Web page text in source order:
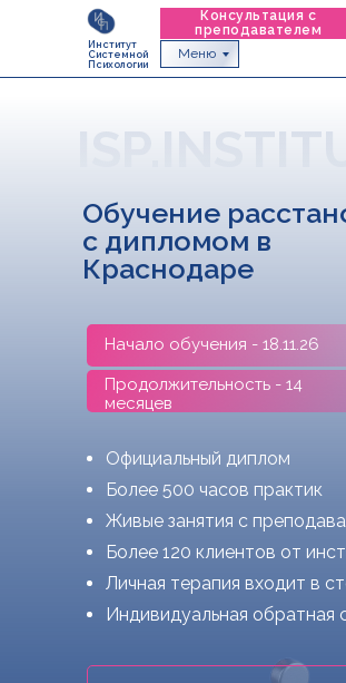
Институт
Системной
Психологии
Консультация с
преподавателем
Меню
Официальный диплом
Более 500 часов практик
Живые занятия с
Более 120 клиентов от
Личная терапия входит в
Индивидуальная обратная
Продолжительность - 14
месяцев
Начало обучения - 18.11.26
Обучение
с дипломом в
Краснодаре